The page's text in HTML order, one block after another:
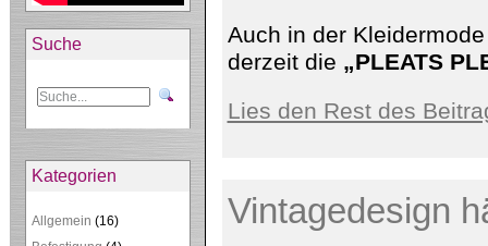
Suche
Kategorien
Allgemein (16)
Auch in der
derzeit die „PLEATS
Lies den Rest des
Vintagedesign